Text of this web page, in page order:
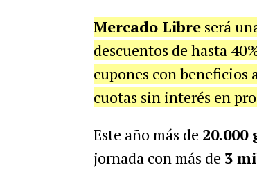
Mercado Libreserá
descuentos de hasta
cupones con beneficios
cuotas sin interés en
Este año más de 20.000
jornada con más de 3